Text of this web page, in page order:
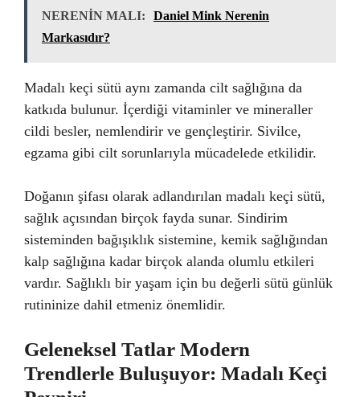
NERENİN MALI:
Daniel Mink Nerenin
Markasıdır?
Madalı keçi sütü aynı zamanda cilt sağlığına da
katkıda bulunur. İçerdiği vitaminler ve mineraller
cildi besler, nemlendirir ve gençleştirir. Sivilce,
egzama gibi cilt sorunlarıyla mücadelede etkilidir.
Doğanın şifası olarak adlandırılan madalı keçi sütü,
sağlık açısından birçok fayda sunar. Sindirim
sisteminden bağışıklık sistemine, kemik sağlığından
kalp sağlığına kadar birçok alanda olumlu etkileri
vardır. Sağlıklı bir yaşam için bu değerli sütü günlük
rutininize dahil etmeniz önemlidir.
Geleneksel Tatlar Modern
Trendlerle Buluşuyor: Madalı Keçi